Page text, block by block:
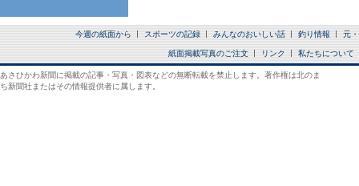
今週の紙面から スポーツの記録 みんなのおいしい話 釣り情報 元
紙面掲載写真のご注文 リンク 私たちについて
あさひかわ新聞に掲載の記事・写真・図表などの無断転載を禁止します。著作権は北のま
ち新聞社またはその情報提供者に属します。